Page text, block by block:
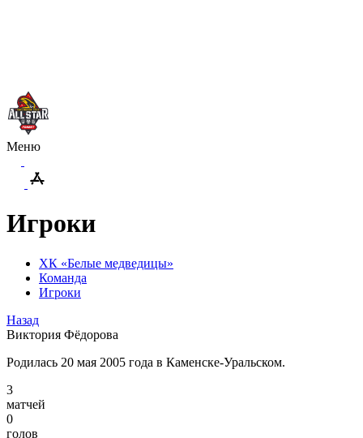
Меню
Игроки
ХК «Белые медведицы»
Команда
Игроки
Назад
Виктория Фёдорова
Родилась 20 мая 2005 года в Каменске-Уральском.
3
матчей
0
голов